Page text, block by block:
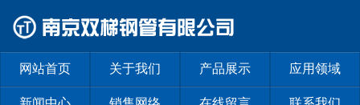
网站首页 关于我们 产品展示 应用领域